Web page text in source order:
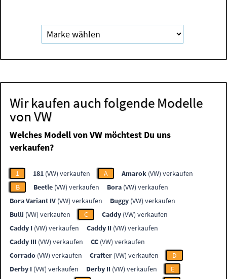
Wir kaufen auch folgende Modelle
von VW
Welches Modell von VW möchtest Du uns
verkaufen?
1 181 (VW) verkaufen A Amarok (VW) verkaufen
B
Beetle (VW) verkaufen Bora (VW) verkaufen
Bora Variant IV (VW) verkaufen Buggy (VW) verkaufen
Bulli (VW) verkaufen C Caddy (VW) verkaufen
Caddy I (VW) verkaufen Caddy II (VW) verkaufen
Caddy III (VW) verkaufen CC (VW) verkaufen
Corrado (VW) verkaufen Crafter (VW) verkaufen
D
Derby I (VW) verkaufen Derby II (VW) verkaufen
E